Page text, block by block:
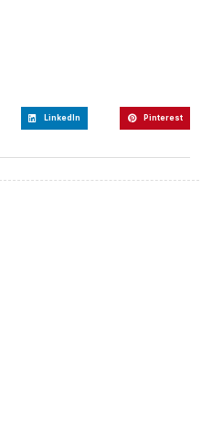
LinkedIn Pinterest